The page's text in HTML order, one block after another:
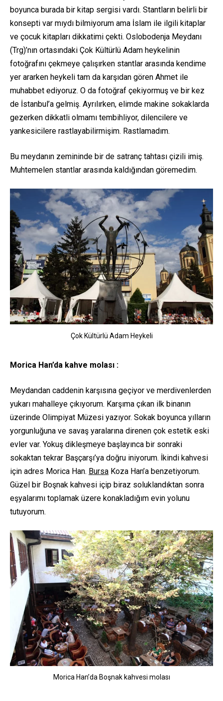
boyunca burada bir kitap sergisi vardı. Stantların belirli bir
konsepti var mıydı bilmiyorum ama İslam ile ilgili kitaplar
ve çocuk kitapları dikkatimi çekti. Oslobodenja Meydanı
(Trg)’nın ortasındaki Çok Kültürlü Adam heykelinin
fotoğrafını çekmeye çalışırken stantlar arasında kendime
yer ararken heykeli tam da karşıdan gören Ahmet ile
muhabbet ediyoruz. O da fotoğraf çekiyormuş ve bir kez
de İstanbul’a gelmiş. Ayrılırken, elimde makine sokaklarda
gezerken dikkatli olmamı tembihliyor, dilencilere ve
yankesicilere rastlayabilirmişim. Rastlamadım.
Bu meydanın zemininde bir de satranç tahtası çizili imiş.
Muhtemelen stantlar arasında kaldığından göremedim.
Çok Kültürlü Adam Heykeli
Morica Han’da kahve molası :
Meydandan caddenin karşısına geçiyor ve merdivenlerden
yukarı mahalleye çıkıyorum. Karşıma çıkan ilk binanın
üzerinde Olimpiyat Müzesi yazıyor. Sokak boyunca yılların
yorgunluğuna ve savaş yaralarına direnen çok estetik eski
evler var. Yokuş dikleşmeye başlayınca bir sonraki
sokaktan tekrar Başçarşı’ya doğru iniyorum. İkindi kahvesi
için adres Morica Han. Bursa Koza Han’a benzetiyorum.
Güzel bir Boşnak kahvesi içip biraz soluklandıktan sonra
eşyalarımı toplamak üzere konakladığım evin yolunu
tutuyorum.
Morica Han’da Boşnak kahvesi molası